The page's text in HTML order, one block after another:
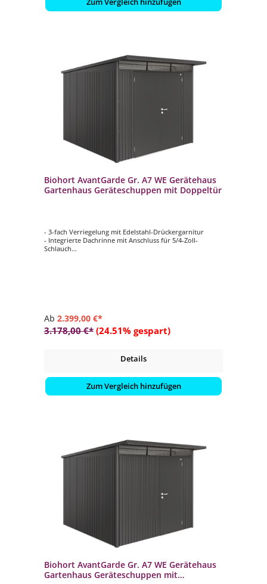
Biohort AvantGarde Gr. A7 WE Gerätehaus
Gartenhaus Geräteschuppen mit Doppeltür
- 3-fach Verriegelung mit Edelstahl-Drückergarnitur
- Integrierte Dachrinne mit Anschluss für 5/4-Zoll-
Schlauch
Ab 2.399,00 €*
3.178,00 €* (24.51% gespart)
Details
Zum Vergleich hinzufügen
Biohort AvantGarde Gr. A7 WE Gerätehaus
Gartenhaus Geräteschuppen mit